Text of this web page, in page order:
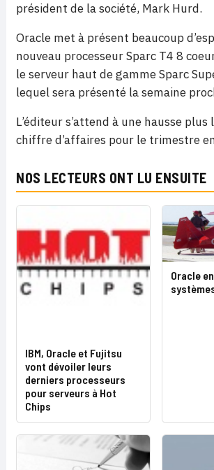
président de la société, Mark Hurd.
Oracle met à présent beaucoup
nouveau processeur Sparc T4 8
le serveur haut de gamme Sparc
lequel sera présenté la semaine
L’éditeur s’attend à une hausse
chiffre d’affaires pour le trimestre
NOS LECTEURS ONT LU ENSUITE
IBM, Oracle et Fujitsu
vont dévoiler leurs
derniers processeurs
pour serveurs à Hot
Chips
Oracle